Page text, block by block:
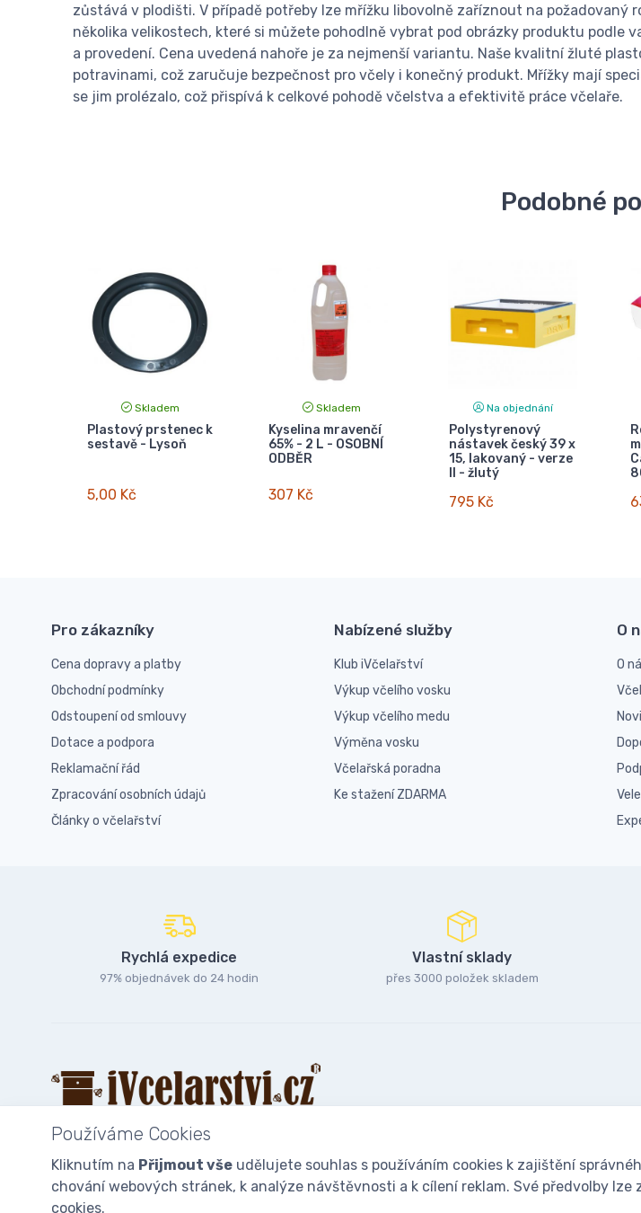
zůstává v plodišti. V případě potřeby lze mřížku libovolně zaříznout na požadovaný
několika velikostech, které si můžete pohodlně vybrat pod obrázky produktu
a provedení. Cena uvedená nahoře je za nejmenší variantu. Naše kvalitní žluté
potravinami, což zaručuje bezpečnost pro včely i konečný produkt. Mřížky mají
se jim prolézalo, což přispívá k celkové pohodě včelstva a efektivitě práce včelaře.
Podobné
Skladem
Plastový prstenec k
sestavě - Lysoň
5,00 Kč
Skladem
Kyselina mravenčí
65% - 2 L - OSOBNÍ
ODBĚR
307 Kč
Na objednání
Polystyrenový
nástavek český 39 x
15, lakovaný - verze
II - žlutý
795 Kč
Pro zákazníky
Cena dopravy a platby
Obchodní podmínky
Odstoupení od smlouvy
Dotace a podpora
Reklamační řád
Zpracování osobních údajů
Články o včelařství
Nabízené služby
Klub iVčelařství
Výkup včelího vosku
Výkup včelího medu
Výměna vosku
Včelařská poradna
Ke stažení ZDARMA
O
O
Rychlá expedice
97% objednávek do 24 hodin
Vlastní sklady
přes 3000 položek skladem
© 2025iVcelarstvi.cz®Všechna práva vyhrazena.|Staňte se fanoušky: Včelařské potřeby - www.ivcelarstvi.cz
Používáme Cookies
Kliknutím na Přijmout vše udělujete souhlas s používáním cookies k zajištění
chování webových stránek, k analýze návštěvnosti a k cílení reklam. Své předvolby
cookies.